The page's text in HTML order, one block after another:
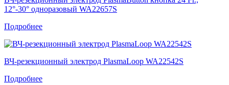
12°-30° одноразовый WA22657S
Подробнее
ВЧ-резекционный электрод PlasmaLoop WA22542S
Подробнее